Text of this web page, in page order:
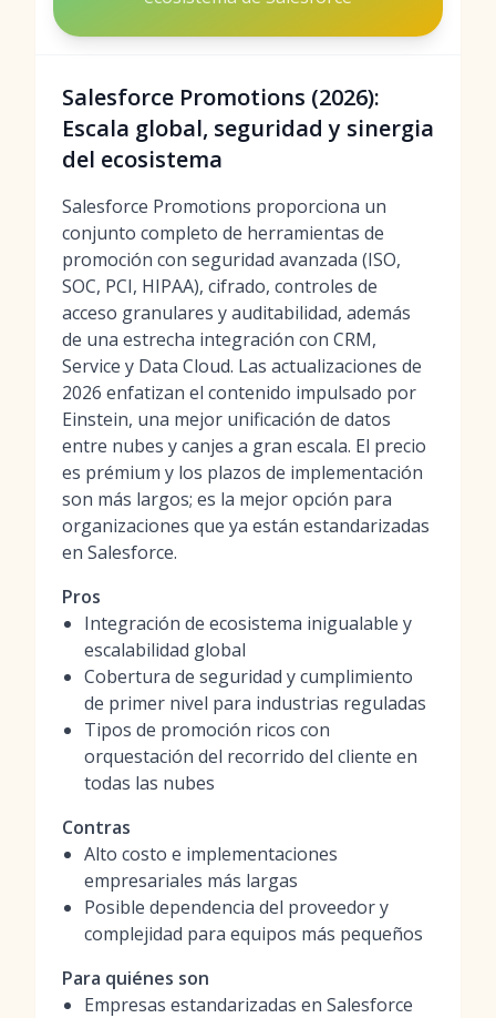
Salesforce Promotions (2026):
Escala global, seguridad y sinergia
del ecosistema
Salesforce Promotions proporciona un
conjunto completo de herramientas de
promoción con seguridad avanzada (ISO,
SOC, PCI, HIPAA), cifrado, controles de
acceso granulares y auditabilidad, además
de una estrecha integración con CRM,
Service y Data Cloud. Las actualizaciones de
2026 enfatizan el contenido impulsado por
Einstein, una mejor unificación de datos
entre nubes y canjes a gran escala. El precio
es prémium y los plazos de implementación
son más largos; es la mejor opción para
organizaciones que ya están estandarizadas
en Salesforce.
Pros
Integración de ecosistema inigualable y
escalabilidad global
Cobertura de seguridad y cumplimiento
de primer nivel para industrias reguladas
Tipos de promoción ricos con
orquestación del recorrido del cliente en
todas las nubes
Contras
Alto costo e implementaciones
empresariales más largas
Posible dependencia del proveedor y
complejidad para equipos más pequeños
Para quiénes son
Empresas estandarizadas en Salesforce